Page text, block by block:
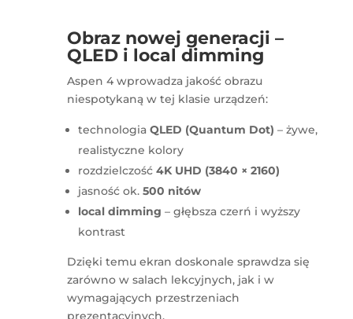
Obraz nowej generacji –
QLED i local dimming
Aspen 4 wprowadza jakość obrazu
niespotykaną w tej klasie urządzeń:
technologiaQLED (Quantum Dot) – żywe,
realistyczne kolory
rozdzielczość4K UHD (3840 × 2160)
jasność ok.500 nitów
local dimming – głębsza czerń i wyższy
kontrast
Dzięki temu ekran doskonale sprawdza się
zarówno w salach lekcyjnych, jak i w
wymagających przestrzeniach
prezentacyjnych.